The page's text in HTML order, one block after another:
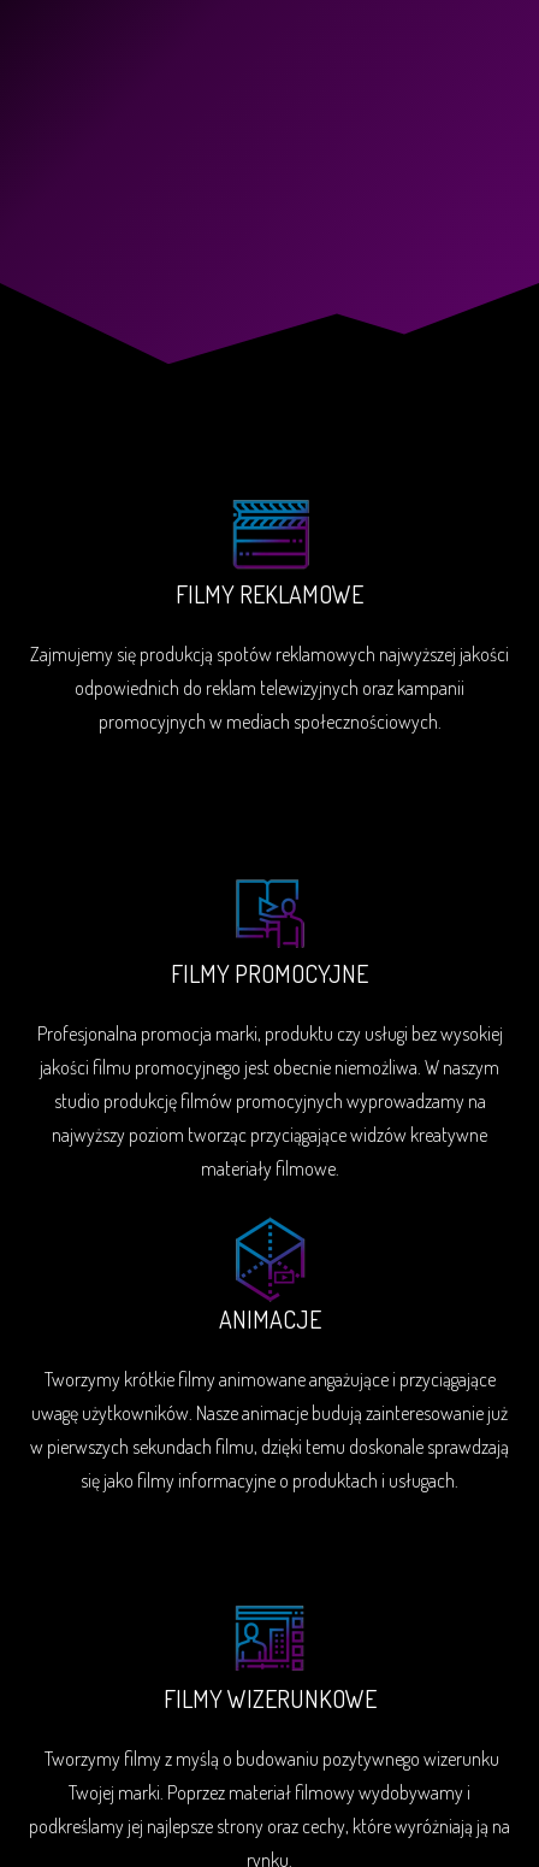
FILMY REKLAMOWE
Zajmujemy się produkcją spotów reklamowych najwyższej jakości
odpowiednich do reklam telewizyjnych oraz kampanii
promocyjnych w mediach społecznościowych.
FILMY PROMOCYJNE
Profesjonalna promocja marki, produktu czy usługi bez wysokiej
jakości filmu promocyjnego jest obecnie niemożliwa. W naszym
studio produkcję filmów promocyjnych wyprowadzamy na
najwyższy poziom tworząc przyciągające widzów kreatywne
materiały filmowe.
ANIMACJE
Tworzymy krótkie filmy animowane angażujące i przyciągające
uwagę użytkowników. Nasze animacje budują zainteresowanie już
w pierwszych sekundach filmu, dzięki temu doskonale sprawdzają
się jako filmy informacyjne o produktach i usługach.
FILMY WIZERUNKOWE
Tworzymy filmy z myślą o budowaniu pozytywnego wizerunku
Twojej marki. Poprzez materiał filmowy wydobywamy i
podkreślamy jej najlepsze strony oraz cechy, które wyróżniają ją na
rynku.